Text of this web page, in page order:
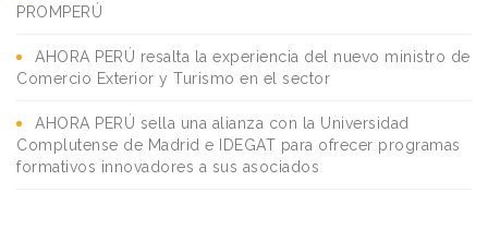
PROMPERÚ
AHORA PERÚ resalta la experiencia del nuevo ministro de
Comercio Exterior y Turismo en el sector
AHORA PERÚ sella una alianza con la Universidad
Complutense de Madrid e IDEGAT para ofrecer programas
formativos innovadores a sus asociados